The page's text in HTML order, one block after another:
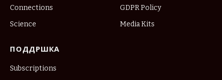
Connections
Science
GDPR Policy
Media Kits
ПОДДРШКА
Subscriptions